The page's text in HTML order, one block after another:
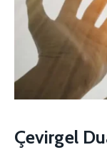
Çevirgel